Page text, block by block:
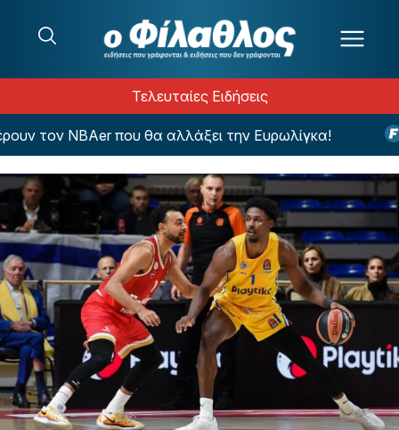
Τελευταίες Ειδήσεις
τον NBAer που θα αλλάξει την Ευρωλίγκα! Η